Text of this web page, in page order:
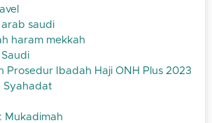
saudi
haram mekkah
Prosedur Ibadah Haji ONH Plus 2023
Syahadat
Mukadimah